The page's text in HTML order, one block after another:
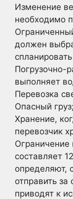
Изменение
необходимо
должен
Погрузочно-
выполняет
Перевозка
Опасный груз;
Хранение,
перевозчик
Ограничение
составляет
определяют,
отправить
приводят к